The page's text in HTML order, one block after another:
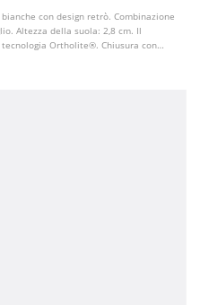
con design retrò. Combinazione
Altezza della suola: 2,8 cm. Il
Ortholite®. Chiusura con